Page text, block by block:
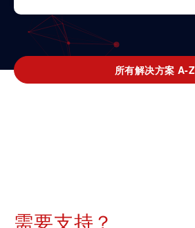
所有解决方案 A-Z
需要支持？